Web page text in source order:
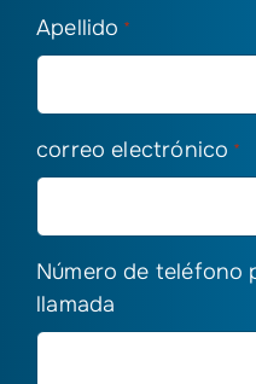
Apellido *
correo electrónico *
Número de teléfono
llamada